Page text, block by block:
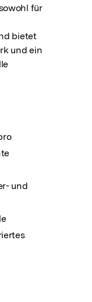
für
bietet
und ein
und